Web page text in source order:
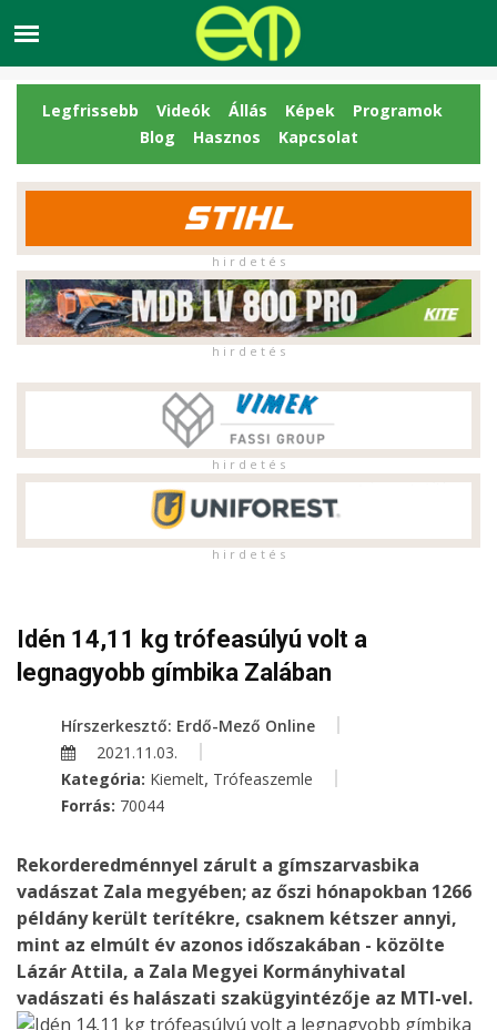
Legfrissebb Videók Állás Képek
Programok
Blog
Hasznos Kapcsolat
h i r d e t é s
h i r d e t é s
h i r d e t é s
h i r d e t é s
Idén 14,11 kg trófeasúlyú volt a
legnagyobb gímbika Zalában
Hírszerkesztő: Erdő-Mező Online
2021.11.03.
Kategória: Kiemelt, Trófeaszemle
Forrás: 70044
Rekorderedménnyel zárult a gímszarvasbika
vadászat Zala megyében; az őszi hónapokban 1266
példány került terítékre, csaknem kétszer annyi,
mint az elmúlt év azonos időszakában - közölte
Lázár Attila, a Zala Megyei Kormányhivatal
vadászati és halászati szakügyintézője az MTI-vel.